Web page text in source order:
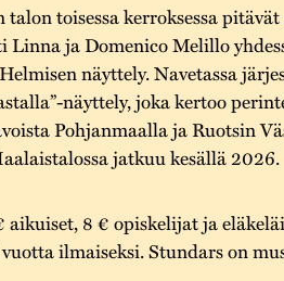
talon toisessa kerroksessa
Linna ja Domenico Melillo
näyttely. Navetassa
näyttely, joka kertoo
Pohjanmaalla ja Ruotsin
jatkuu kesällä 2026.
8 € opiskelijat ja
ilmaiseksi. Stundars on